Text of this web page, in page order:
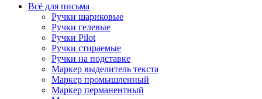
Всё для письма
Ручки шариковые
Ручки гелевые
Ручки Pilot
Ручки стираемые
Ручки на подставке
Маркер выделитель текста
Маркер промышленный
Маркер перманентный